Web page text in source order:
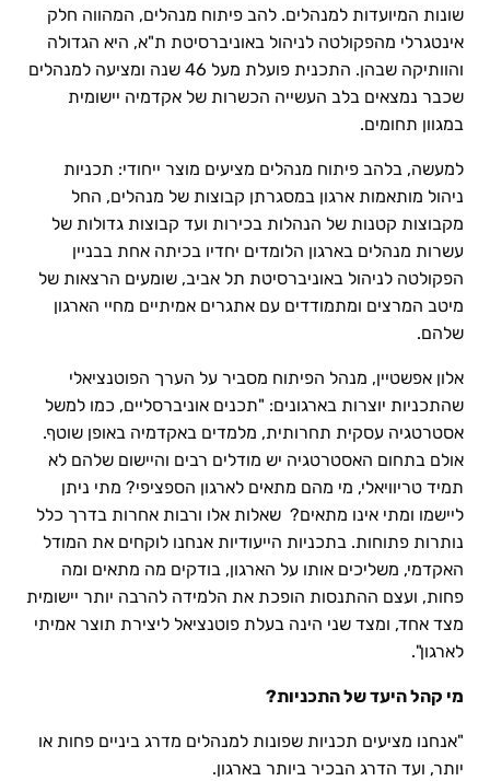
שונות המיועדות למנהלים. להב פיתוח מנהלים, המהווה חלק
אינטגרלי מהפקולטה לניהול באוניברסיטת ת"א, היא הגדולה
והוותיקה שבהן. התכנית פועלת מעל 46 שנה ומציעה למנהלים
שכבר נמצאים בלב העשייה הכשרות של אקדמיה יישומית
במגוון תחומים.
למעשה, בלהב פיתוח מנהלים מציעים מוצר ייחודי: תכניות
ניהול מותאמות ארגון במסגרתן קבוצות של מנהלים, החל
מקבוצות קטנות של הנהלות בכירות ועד קבוצות גדולות של
עשרות מנהלים בארגון הלומדים יחדיו בכיתה אחת בבניין
הפקולטה לניהול באוניברסיטת תל אביב, שומעים הרצאות של
מיטב המרצים ומתמודדים עם אתגרים אמיתיים מחיי הארגון
שלהם.
אלון אפשטיין, מנהל הפיתוח מסביר על הערך הפוטנציאלי
שהתכניות יוצרות בארגונים: "תכנים אוניברסליים, כמו למשל
אסטרטגיה עסקית תחרותית, מלמדים באקדמיה באופן שוטף.
אולם בתחום האסטרטגיה יש מודלים רבים והיישום שלהם לא
תמיד טריוויאלי, מי מהם מתאים לארגון הספציפי? מתי ניתן
ליישמו ומתי אינו מתאים? שאלות אלו ורבות אחרות בדרך כלל
נותרות פתוחות. בתכניות הייעודיות אנחנו לוקחים את המודל
האקדמי, משליכים אותו על הארגון, בודקים מה מתאים ומה
פחות, ועצם ההתנסות הופכת את הלמידה להרבה יותר יישומית
מצד אחד, ומצד שני הינה בעלת פוטנציאל ליצירת תוצר אמיתי
לארגון".
מי קהל היעד של התכניות?
"אנחנו מציעים תכניות שפונות למנהלים מדרג ביניים פחות או
יותר, ועד הדרג הבכיר ביותר בארגון.